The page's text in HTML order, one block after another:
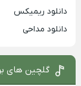
دانلود ریمیکس
دانلود مداحی
گلچین های